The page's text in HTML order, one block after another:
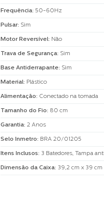
Frequência: 50-60Hz
Pulsar: Sim
Motor Reversível: Não
Trava de Segurança: Sim
Base Antiderrapante: Sim
Material: Plástico
Alimentação: Conectado na tomada
Tamanho do Fio: 80 cm
Garantia: 2 Anos
Selo Inmetro: BRA 20/01205
Itens Inclusos: 3 Batedores, Tampa
Dimensão da Caixa: 39,2 cm x 39 cm